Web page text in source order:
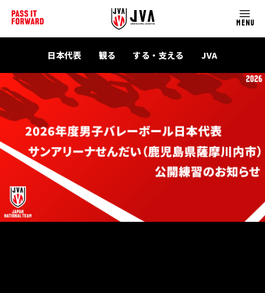
MENU
日本代表 観る する・支える JVA